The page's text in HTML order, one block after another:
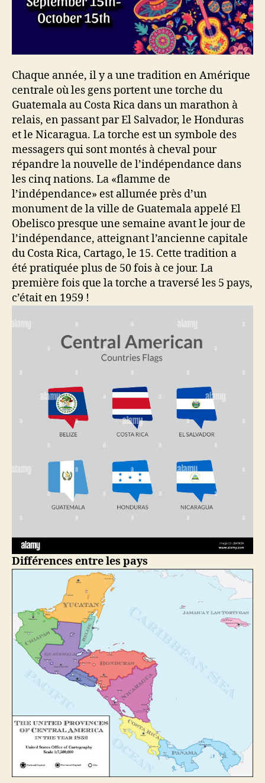
Chaque année, il y a une tradition en Amérique
centrale où les gens portent une torche du
Guatemala au Costa Rica dans un marathon à
relais, en passant par El Salvador, le Honduras
et le Nicaragua. La torche est un symbole des
messagers qui sont montés à cheval pour
répandre la nouvelle de l’indépendance dans
les cinq nations. La «flamme de
l’indépendance» est allumée près d’un
monument de la ville de Guatemala appelé El
Obelisco presque une semaine avant le jour de
l’indépendance, atteignant l’ancienne capitale
du Costa Rica, Cartago, le 15. Cette tradition a
été pratiquée plus de 50 fois à ce jour. La
première fois que la torche a traversé les 5 pays,
c’était en 1959 !
Différences entre les pays